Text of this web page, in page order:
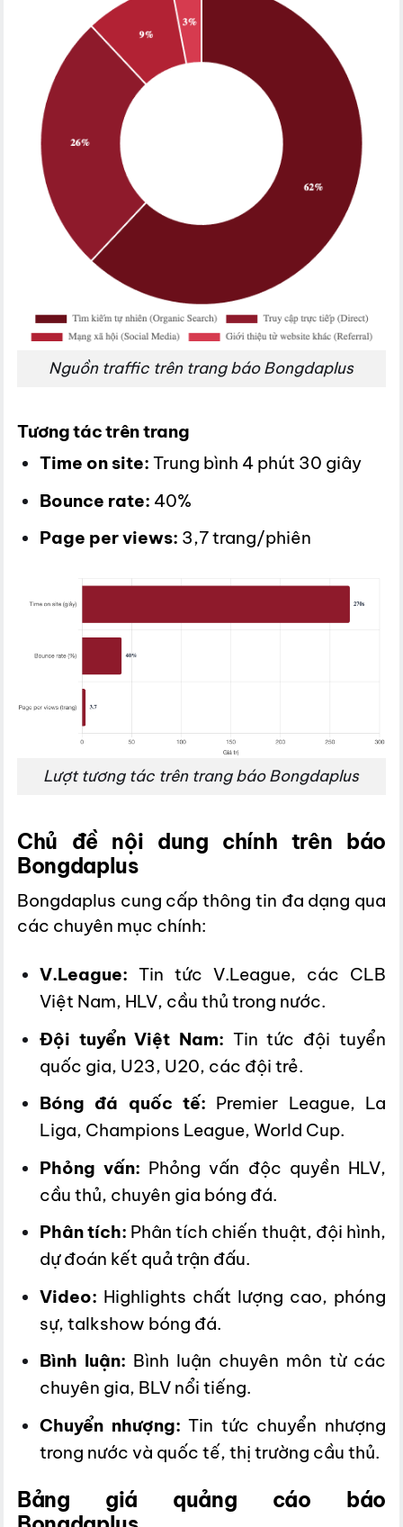
Nguồn traffic trên trang báo Bongdaplus
Tương tác trên trang
Time on site: Trung bình 4 phút 30 giây
Bounce rate: 40%
Page per views: 3,7 trang/phiên
Lượt tương tác trên trang báo Bongdaplus
Chủ đề nội dung chính trên báo
Bongdaplus
Bongdaplus cung cấp thông tin đa dạng qua
các chuyên mục chính:
V.League: Tin tức V.League, các CLB
Việt Nam, HLV, cầu thủ trong nước.
Đội tuyển Việt Nam: Tin tức đội tuyển
quốc gia, U23, U20, các đội trẻ.
Bóng đá quốc tế: Premier League, La
Liga, Champions League, World Cup.
Phỏng vấn: Phỏng vấn độc quyền HLV,
cầu thủ, chuyên gia bóng đá.
Phân tích: Phân tích chiến thuật, đội hình,
dự đoán kết quả trận đấu.
Video: Highlights chất lượng cao, phóng
sự, talkshow bóng đá.
Bình luận: Bình luận chuyên môn từ các
chuyên gia, BLV nổi tiếng.
Chuyển nhượng: Tin tức chuyển nhượng
trong nước và quốc tế, thị trường cầu thủ.
Bảng giá quảng cáo báo